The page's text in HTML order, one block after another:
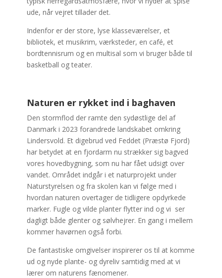
ude, når vejret tillader det.
Indenfor er der store, lyse klasseværelser, et
bibliotek, et musikrim, værksteder, en café, et
bordtennisrum og en multisal som vi bruger både til
basketball og teater.
Naturen er rykket ind i baghaven
Den stormflod der ramte den sydøstlige del af
Danmark i 2023 forandrede landskabet omkring
Lindersvold. Et digebrud ved Feddet (Præstø Fjord)
har betydet at en fjordarm nu strækker sig bagved
vores hovedbygning, som nu har fået udsigt over
vandet. Området indgår i et naturprojekt under
Naturstyrelsen og fra skolen kan vi følge med i
hvordan naturen overtager de tidligere opdyrkede
marker. Fugle og vilde planter flytter ind og vi ser
dagligt både glenter og sølvhejrer. En gang i mellem
kommer havørnen også forbi.
De fantastiske omgivelser inspirerer os til at komme
ud og nyde plante- og dyreliv samtidig med at vi
lærer om naturens fænomener.